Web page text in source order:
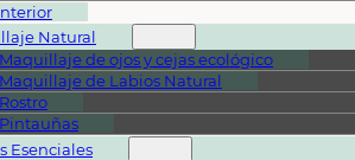
Natural
Maquillaje de ojos y cejas ecológico
Maquillaje de Labios Natural
Rostro
Pintauñas
Esenciales